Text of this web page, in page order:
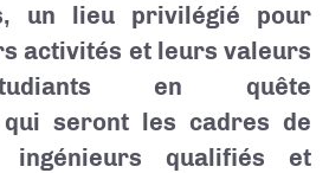
un lieu privilégié pour
activités et leurs valeurs
en quête
qui seront les cadres de
qualifiés et